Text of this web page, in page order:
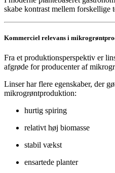
skabe kontrast mellem forskellige
Kommerciel relevans i
Fra et produktionsperspektiv er
afgrøde for producenter af
Linser har flere egenskaber, der
mikrogrøntproduktion:
hurtig spiring
relativt høj biomasse
stabil vækst
ensartede planter